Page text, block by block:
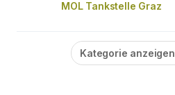
MOL Tankstelle Graz
Kategorie anzeigen